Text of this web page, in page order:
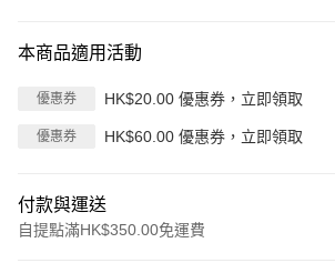
本商品適用活動
優惠券 HK$20.00 優惠券，立即領取
優惠券 HK$60.00 優惠券，立即領取
付款與運送
自提點滿HK$350.00免運費